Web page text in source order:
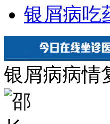
银屑病吃
银屑病病情